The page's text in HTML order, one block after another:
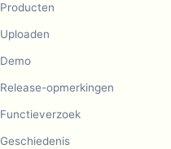
Producten
Uploaden
Demo
Release-opmerkingen
Functieverzoek
Geschiedenis